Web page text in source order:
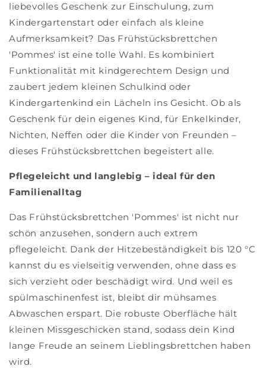
liebevolles Geschenk zur Einschulung, zum
Kindergartenstart oder einfach als kleine
Aufmerksamkeit? Das Frühstücksbrettchen
'Pommes' ist eine tolle Wahl. Es kombiniert
Funktionalität mit kindgerechtem Design und
zaubert jedem kleinen Schulkind oder
Kindergartenkind ein Lächeln ins Gesicht. Ob als
Geschenk für dein eigenes Kind, für Enkelkinder,
Nichten, Neffen oder die Kinder von Freunden –
dieses Frühstücksbrettchen begeistert alle.
Pflegeleicht und langlebig – ideal für den
Familienalltag
Das Frühstücksbrettchen 'Pommes' ist nicht nur
schön anzusehen, sondern auch extrem
pflegeleicht. Dank der Hitzebeständigkeit bis 120 °C
kannst du es vielseitig verwenden, ohne dass es
sich verzieht oder beschädigt wird. Und weil es
spülmaschinenfest ist, bleibt dir mühsames
Abwaschen erspart. Die robuste Oberfläche hält
kleinen Missgeschicken stand, sodass dein Kind
lange Freude an seinem Lieblingsbrettchen haben
wird.